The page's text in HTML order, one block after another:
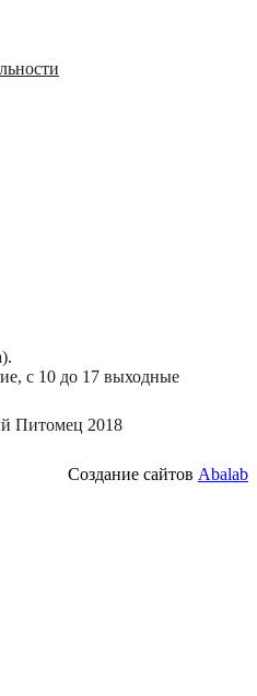
с 10 до 17 выходные
Питомец 2018
Создание сайтов Abalab